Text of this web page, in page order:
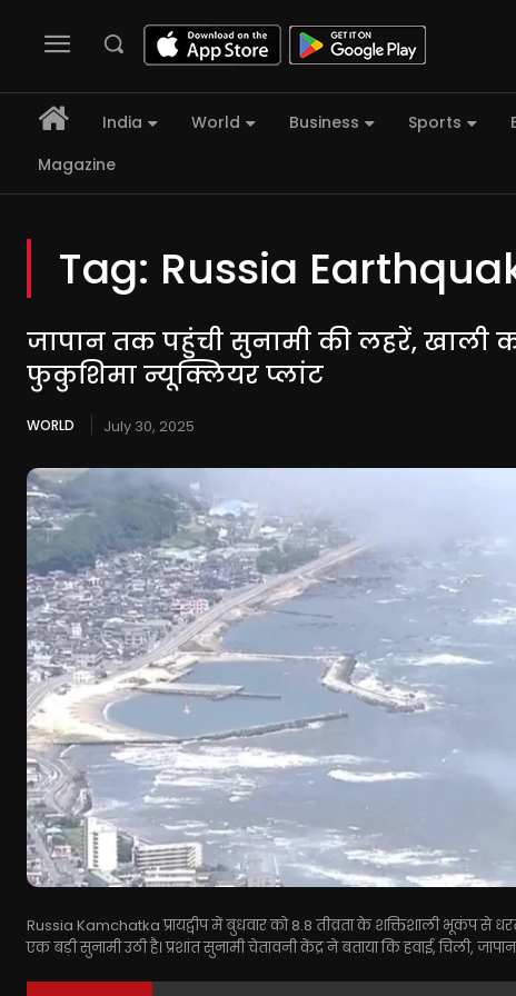
India World Business Sports
Magazine
Tag: Russia
जापान तक पहुंची सुनामी की लहरें, खाली
फुकुशिमा न्यूक्लियर प्लांट
WORLD July 30, 2025
Russia Kamchatka प्रायद्वीप में बुधवार को 8.8 तीव्रता के शक्तिशाली भूकंप से
एक बड़ी सुनामी उठी है। प्रशांत सुनामी चेतावनी केंद्र ने बताया कि हवाई, चिली,